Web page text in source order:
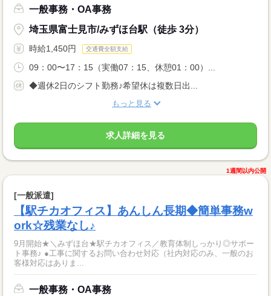
一般事務・OA事務
埼玉県富士見市/みずほ台駅（徒歩 3分）
時給1,450円 交通費全額支給
09：00〜17：15（実働07：15、休憩01：00）...
◆週休2日のシフト勤務♪希望休は複数日出...
もっと見る
求人詳細を見る
1週間以内公開
[一般派遣]
【駅チカオフィス】あんしん長期◆簡単事務w
ork☆残業なし♪
9月開始★＼みずほ台★駅チカオフィス／教育体制しっかり◎サポー
ト事務♪ ●工事に関するお問い合わせ対応（社内対応のみ、一般のお
客様対応はありま...
一般事務・OA事務